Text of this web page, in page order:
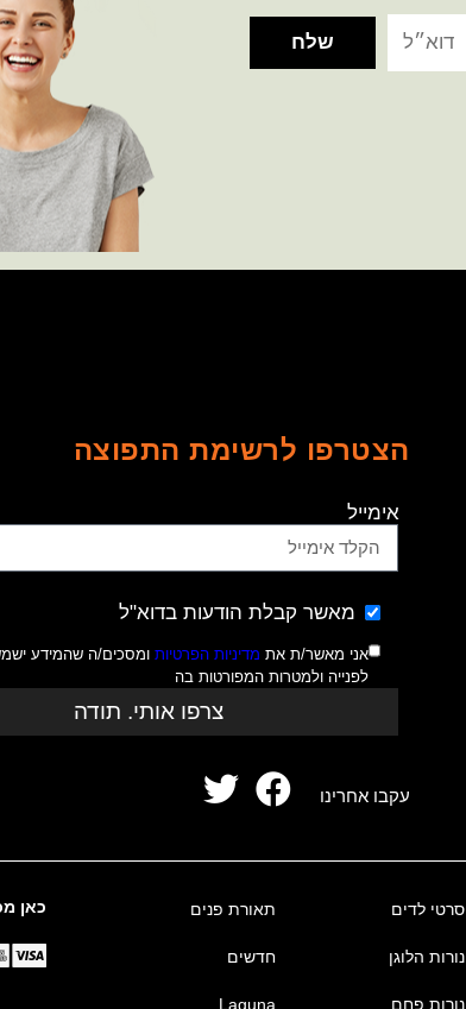
הצטרפו לרשימת התפוצה
אימייל
מאשר קבלת הודעות בדוא"ל
אני מאשר/ת את מדיניות הפרטיותומסכים/ה שהמידע
לפנייה ולמטרות המפורטות בה
צרפו אותי. תודה
עקבו אחרינו
סרטי לדים
נורות הלוגן
נורות פחם
תאורת פנים
חדשים
Laguna
כאן